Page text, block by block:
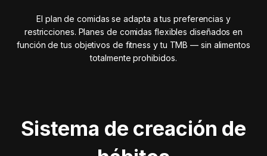
El plan de comidas se adapta a tus preferencias y
restricciones. Planes de comidas flexibles diseñados en
función de tus objetivos de fitness y tu TMB — sin alimentos
totalmente prohibidos.
Sistema de creación de